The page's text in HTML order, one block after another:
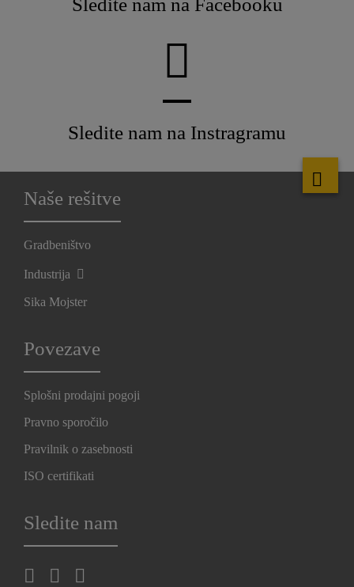
Sledite nam na Facebooku
Sledite nam na Instragramu
Naše rešitve
Gradbeništvo
Industrija
Sika Mojster
Povezave
Splošni prodajni pogoji
Pravno sporočilo
Pravilnik o zasebnosti
ISO certifikati
Sledite nam